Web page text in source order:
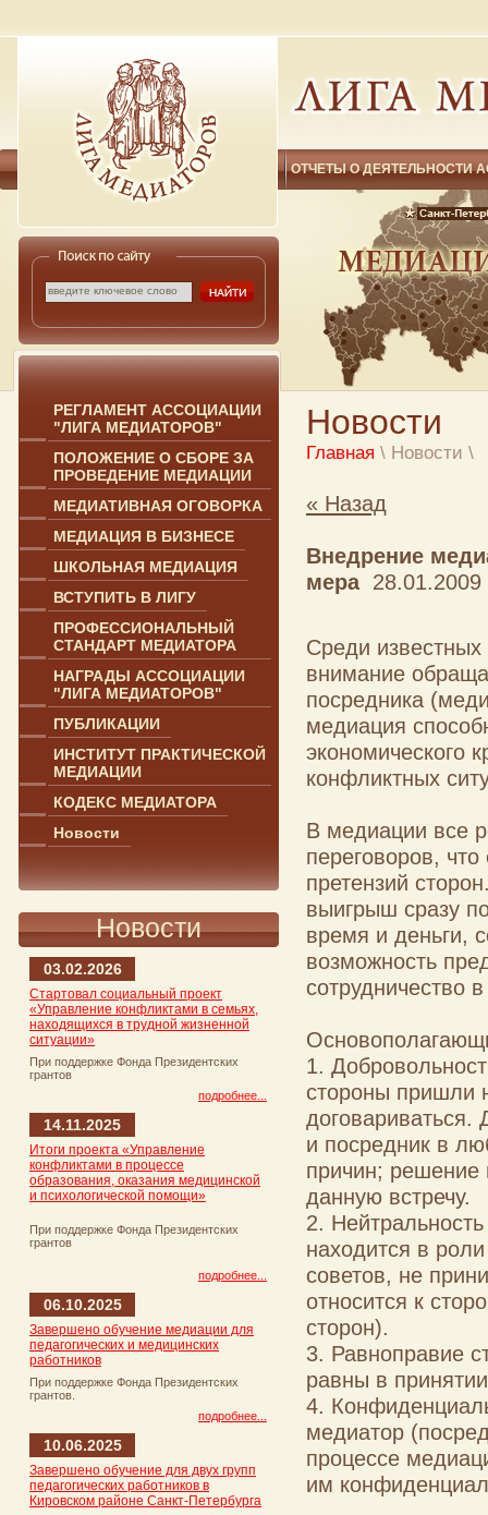
ОТЧЕТЫ О ДЕЯТЕЛЬНОСТИ
РЕГЛАМЕНТ АССОЦИАЦИИ
"ЛИГА МЕДИАТОРОВ"
ПОЛОЖЕНИЕ О СБОРЕ ЗА
ПРОВЕДЕНИЕ МЕДИАЦИИ
МЕДИАТИВНАЯ ОГОВОРКА
МЕДИАЦИЯ В БИЗНЕСЕ
ШКОЛЬНАЯ МЕДИАЦИЯ
ВСТУПИТЬ В ЛИГУ
ПРОФЕССИОНАЛЬНЫЙ
СТАНДАРТ МЕДИАТОРА
НАГРАДЫ АССОЦИАЦИИ
"ЛИГА МЕДИАТОРОВ"
ПУБЛИКАЦИИ
ИНСТИТУТ ПРАКТИЧЕСКОЙ
МЕДИАЦИИ
КОДЕКС МЕДИАТОРА
Новости
Новости
03.02.2026
Стартовал социальный проект
«Управление конфликтами в семьях,
находящихся в трудной жизненной
ситуации»
При поддержке Фонда Президентских
грантов
подробнее...
14.11.2025
Итоги проекта «Управление
конфликтами в процессе
образования, оказания медицинской
и психологической помощи»
При поддержке Фонда Президентских
грантов
подробнее...
06.10.2025
Завершено обучение медиации для
педагогических и медицинских
работников
При поддержке Фонда Президентских
грантов.
подробнее...
10.06.2025
Завершено обучение для двух групп
педагогических работников в
Кировском районе Санкт-Петербурга
Новости
Главная \ Новости \
« Назад
Внедрение
мера28.01.2009
Среди
внимание
посредника
медиация
экономического
конфликтных
В медиации все
переговоров,
претензий
выигрыш сразу
время и деньги,
возможность
1.
стороны пришли
договариваться.
и посредник в
причин; решение
данную встречу.
2.
находится в
советов, не
относится к
сторон).
3. Равноправие
равны в
4.
медиатор
процессе
им